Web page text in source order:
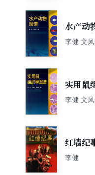
水产动
李健 文
实用鼠
李健 文
红墙纪
李健